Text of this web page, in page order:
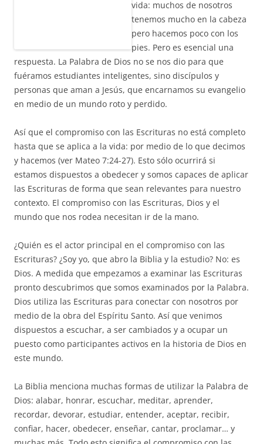
vida: muchos de nosotros
tenemos mucho en la cabeza
pero hacemos poco con los
pies. Pero es esencial una
respuesta. La Palabra de Dios no se nos dio para que
fuéramos estudiantes inteligentes, sino discípulos y
personas que aman a Jesús, que encarnamos su evangelio
en medio de un mundo roto y perdido.
Así que el compromiso con las Escrituras no está completo
hasta que se aplica a la vida: por medio de lo que decimos
y hacemos (ver Mateo 7:24-27). Esto sólo ocurrirá si
estamos dispuestos a obedecer y somos capaces de aplicar
las Escrituras de forma que sean relevantes para nuestro
contexto. El compromiso con las Escrituras, Dios y el
mundo que nos rodea necesitan ir de la mano.
¿Quién es el actor principal en el compromiso con las
Escrituras? ¿Soy yo, que abro la Biblia y la estudio? No: es
Dios. A medida que empezamos a examinar las Escrituras
pronto descubrimos que somos examinados por la Palabra.
Dios utiliza las Escrituras para conectar con nosotros por
medio de la obra del Espíritu Santo. Así que venimos
dispuestos a escuchar, a ser cambiados y a ocupar un
puesto como participantes activos en la historia de Dios en
este mundo.
La Biblia menciona muchas formas de utilizar la Palabra de
Dios: alabar, honrar, escuchar, meditar, aprender,
recordar, devorar, estudiar, entender, aceptar, recibir,
confiar, hacer, obedecer, enseñar, cantar, proclamar… y